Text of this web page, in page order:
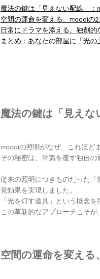
魔法の鍵は「見えない配線」
空間の運命を変える、moooiの
日常にドラマを添える、独創的
まとめ：あなたの部屋に「光の
魔法の鍵は「見え
moooiの照明がなぜ、これほど
その秘密は、常識を覆す独自の
従来の照明につきものだった
覚効果を実現しました。
「光を灯す道具」という概念
この革新的なアプローチこそ
空間の運命を変え